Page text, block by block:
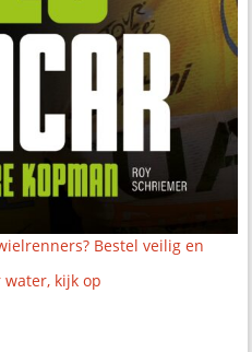
Bestel veilig en
kijk op